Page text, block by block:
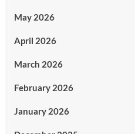
May 2026
April 2026
March 2026
February 2026
January 2026